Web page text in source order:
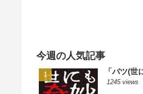
今週の人気記事
「バツ(
1245 views